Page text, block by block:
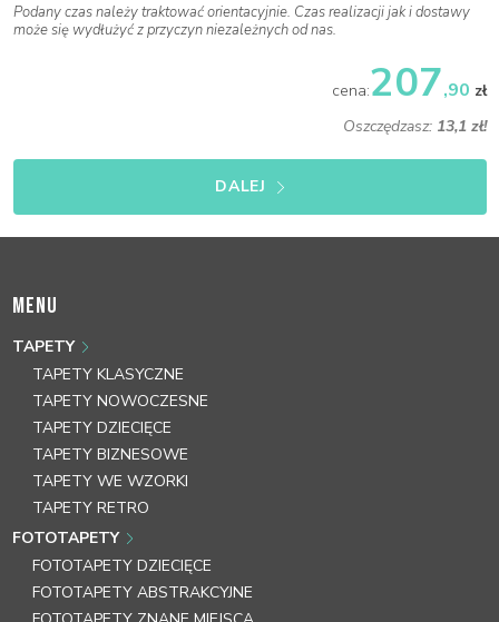
Podany czas należy traktować orientacyjnie. Czas realizacji jak i dostawy
może się wydłużyć z przyczyn niezależnych od nas.
cena:207,90 zł
Oszczędzasz: 13,1 zł!
DALEJ
MENU
TAPETY
TAPETY KLASYCZNE
TAPETY NOWOCZESNE
TAPETY DZIECIĘCE
TAPETY BIZNESOWE
TAPETY WE WZORKI
TAPETY RETRO
FOTOTAPETY
FOTOTAPETY DZIECIĘCE
FOTOTAPETY ABSTRAKCYJNE